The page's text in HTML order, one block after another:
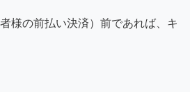
5年前
様の前払い決済）前であれば、キ